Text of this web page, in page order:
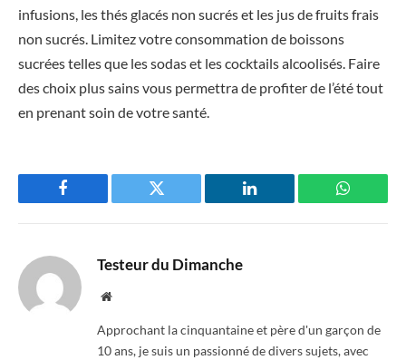
infusions, les thés glacés non sucrés et les jus de fruits frais
non sucrés. Limitez votre consommation de boissons
sucrées telles que les sodas et les cocktails alcoolisés. Faire
des choix plus sains vous permettra de profiter de l’été tout
en prenant soin de votre santé.
Facebook Twitter LinkedIn
Testeur du Dimanche
Website
Approchant la cinquantaine et père d'un garçon de
10 ans, je suis un passionné de divers sujets, avec